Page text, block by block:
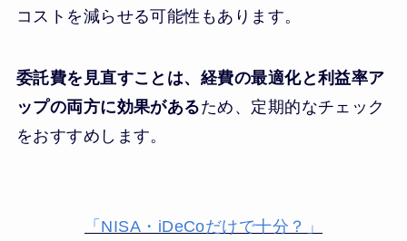
コストを減らせる可能性もあります。
委託費を見直すことは、経費の最適化と利益率ア
ップの両方に効果があるため、定期的なチェック
をおすすめします。
「NISA・iDeCoだけで十分？」